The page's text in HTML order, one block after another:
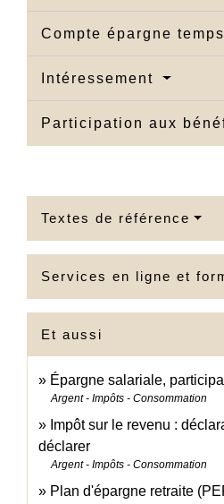
Compte épargne
Intéressement
Participation aux
Textes de référence
Services en ligne et
Et aussi
Épargne salariale,
Argent - Impôts - Consommation
Impôt sur le revenu :
déclarer
Argent - Impôts - Consommation
Plan d'épargne retraite